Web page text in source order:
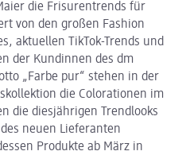
die Frisurentrends für
von den großen Fashion
aktuellen TikTok-Trends und
der Kundinnen des dm
„Farbe pur“ stehen in der
die Colorationen im
die diesjährigen Trendlooks
neuen Lieferanten
Produkte ab März in